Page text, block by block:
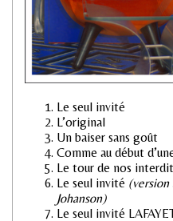
Le seul invité
L’original
Un baiser sans goût
Comme au début
Le tour de nos
Le seul invité (version
Johanson)
Le seul invité